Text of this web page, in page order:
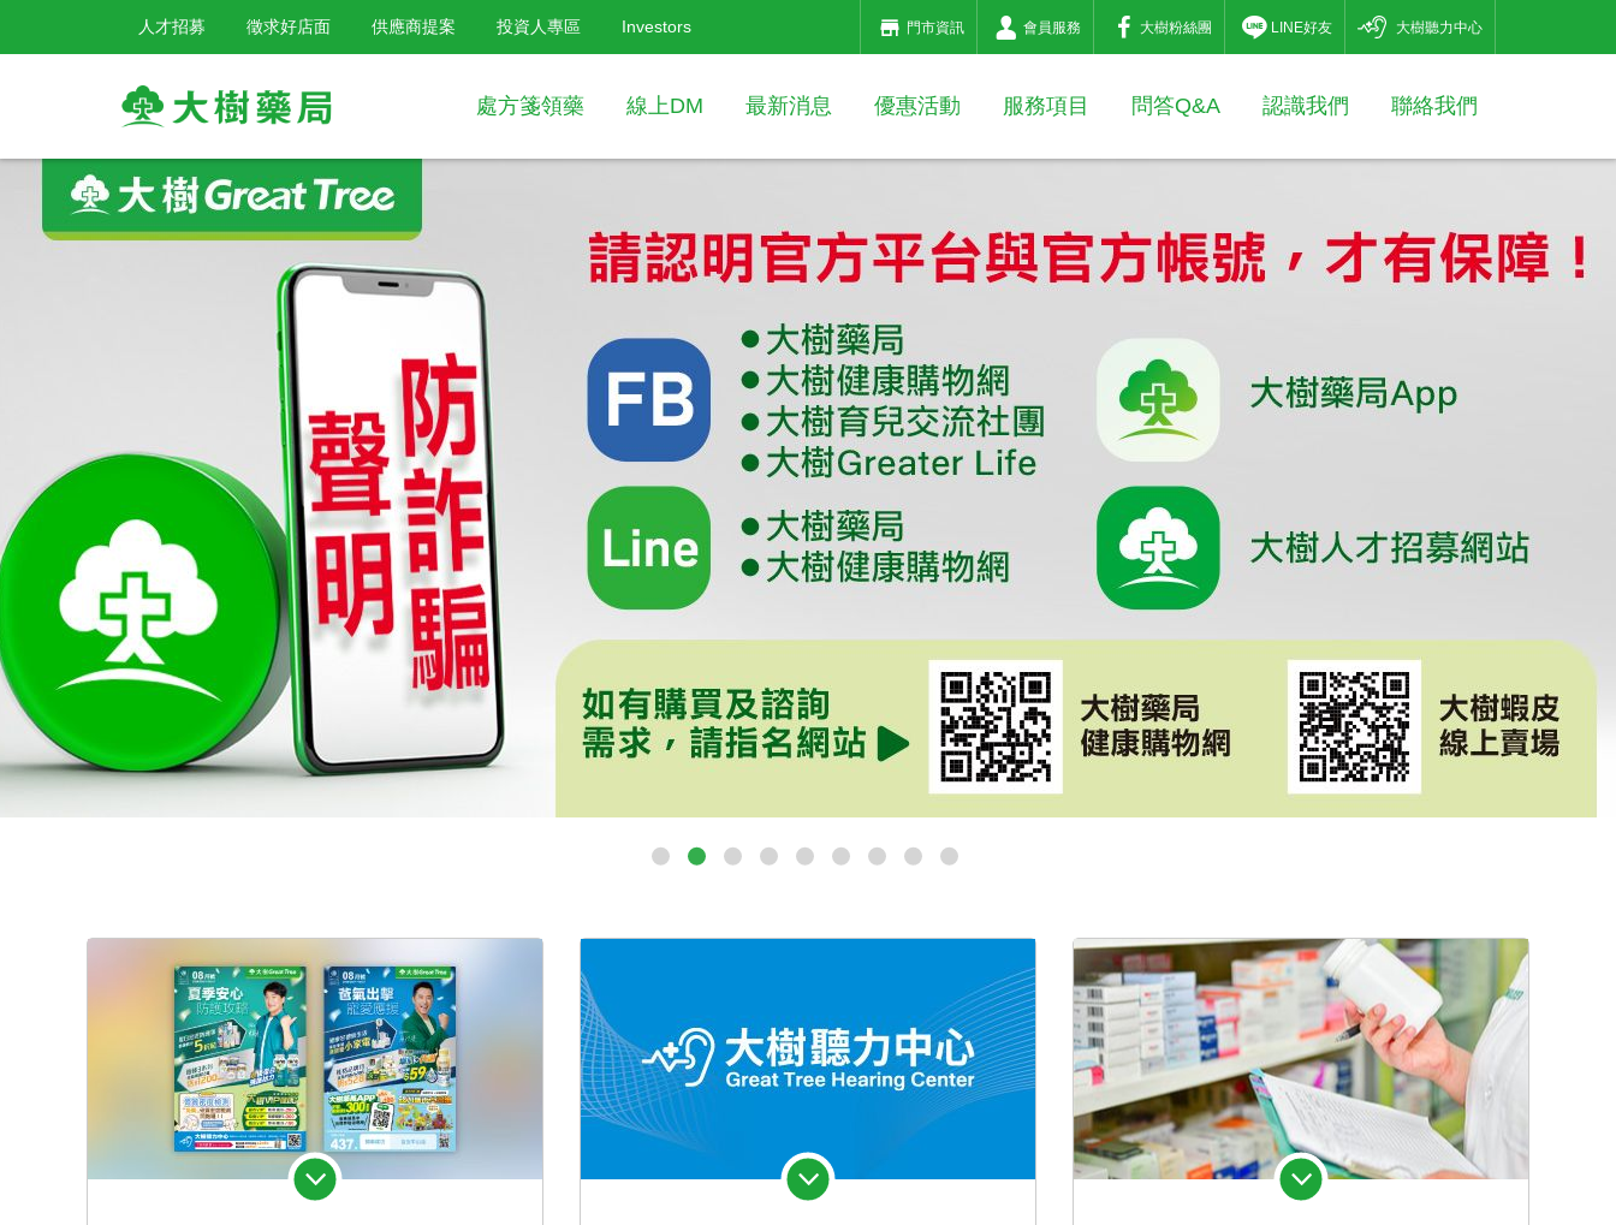
人才招募 徵求好店面 供應商提案 投資人專區 Investors 門市資訊 會員服務 大樹粉絲團 LINE好友 大樹聽力中心
處方箋領藥 線上DM 最新消息 優惠活動 服務項目 問答Q&A 認識我們 聯絡我們